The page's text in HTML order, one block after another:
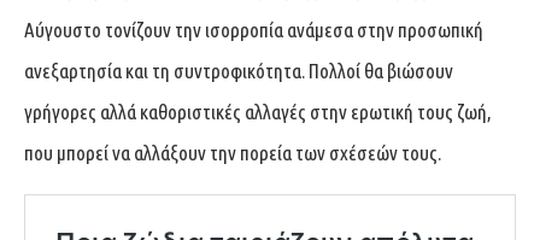
Αύγουστο τονίζουν την ισορροπία ανάμεσα στην προσωπική
ανεξαρτησία και τη συντροφικότητα. Πολλοί θα βιώσουν
γρήγορες αλλά καθοριστικές αλλαγές στην ερωτική τους ζωή,
που μπορεί να αλλάξουν την πορεία των σχέσεών τους.